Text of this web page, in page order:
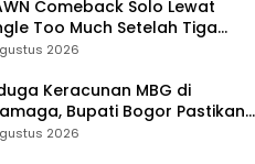
Comeback Solo Lewat
Too Much Setelah Tiga
2026
Keracunan MBG di
Bupati Bogor Pastikan
Gratis!!
2026